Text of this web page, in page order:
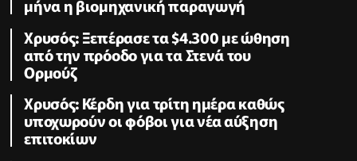
μήνα η βιομηχανική παραγωγή
Χρυσός: Ξεπέρασε τα $4.300 με ώθηση
από την πρόοδο για τα Στενά του
Ορμούζ
Χρυσός: Κέρδη για τρίτη ημέρα καθώς
υποχωρούν οι φόβοι για νέα αύξηση
επιτοκίων